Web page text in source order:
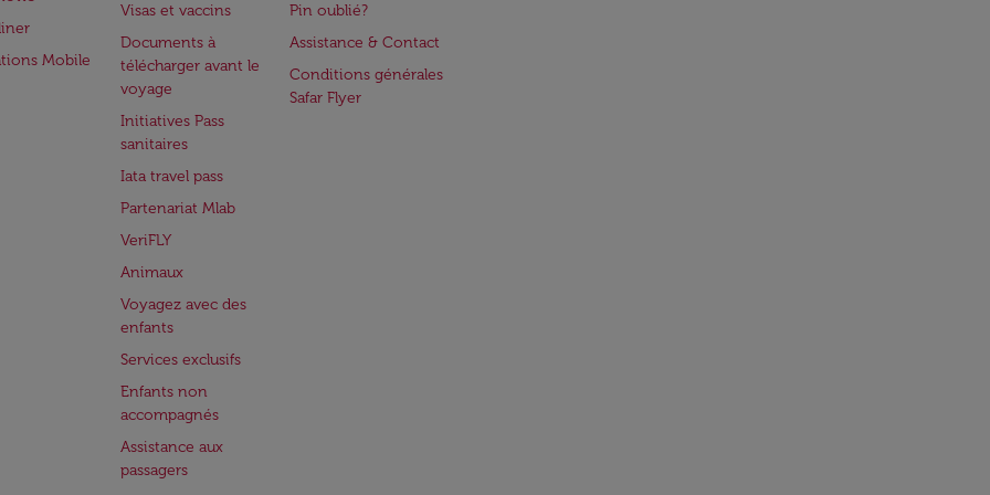
Mobile
Visas et vaccins
Documents à
télécharger avant le
voyage
Initiatives Pass
sanitaires
Iata travel pass
Partenariat Mlab
VeriFLY
Animaux
Voyagez avec des
enfants
Services exclusifs
Enfants non
accompagnés
Assistance aux
passagers
Pin oublié?
Assistance & Contact
Conditions générales
Safar Flyer